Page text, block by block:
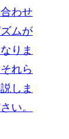
わせ
ムが
りま
れら
しま
い。